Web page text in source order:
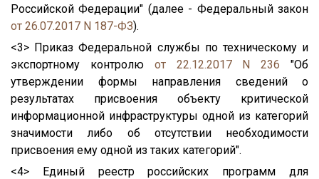
Российской Федерации" (далее - Федеральный закон
от 26.07.2017 N 187-ФЗ).
<3> Приказ Федеральной службы по техническому и
экспортному контролю от 22.12.2017 N 236 "Об
утверждении формы направления сведений о
результатах присвоения объекту критической
информационной инфраструктуры одной из категорий
значимости либо об отсутствии необходимости
присвоения ему одной из таких категорий".
<4> Единый реестр российских программ для